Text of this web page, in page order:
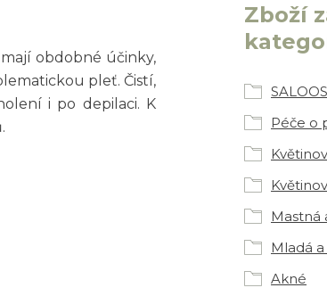
obdobné účinky,
pleť. Čistí,
i po depilaci. K
Zboží
SALOOS
Péče o
Mastná
Mladá
Akné